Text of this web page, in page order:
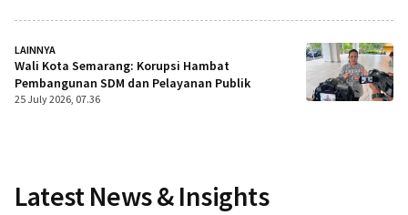
LAINNYA
Wali Kota Semarang: Korupsi Hambat
Pembangunan SDM dan Pelayanan Publik
25 July 2026, 07.36
Latest News & Insights